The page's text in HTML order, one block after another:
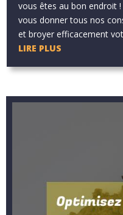
vous êtes au bon endroit
vous donner tous nos
et broyer efficacement
LIRE PLUS